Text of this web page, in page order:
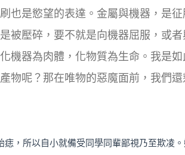
也是慾望的表達。金屬與機器，是
被壓碎，要不就是向機器屈服，或
機器為肉體，化物質為生命。我是
物呢？那在唯物的惡魔面前，我們
，所以自小就備受同學同輩鄙視乃至欺凌